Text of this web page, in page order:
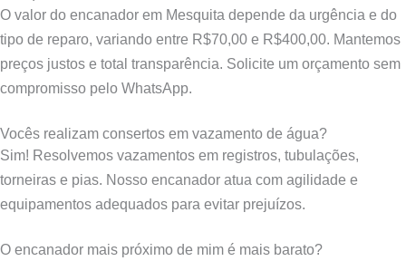
O valor do encanador em Mesquita depende da urgência e do
tipo de reparo, variando entre R$70,00 e R$400,00. Mantemos
preços justos e total transparência. Solicite um orçamento sem
compromisso pelo WhatsApp.
Vocês realizam consertos em vazamento de água?
Sim! Resolvemos vazamentos em registros, tubulações,
torneiras e pias. Nosso encanador atua com agilidade e
equipamentos adequados para evitar prejuízos.
O encanador mais próximo de mim é mais barato?